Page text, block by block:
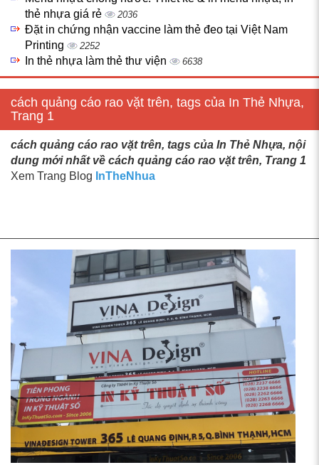
thẻ nhựa giá rẻ
2036
Đặt in chứng nhận vaccine làm thẻ đeo tại Việt Nam
Printing
2252
In thẻ nhựa làm thẻ thư viện 6638
cách quảng cáo rao vặt trên, tags của In Thẻ Nhựa,
Trang 1
cách quảng cáo rao vặt trên, tags của In Thẻ Nhựa, nội
dung mới nhất về cách quảng cáo rao vặt trên, Trang 1
Xem Trang Blog InTheNhua